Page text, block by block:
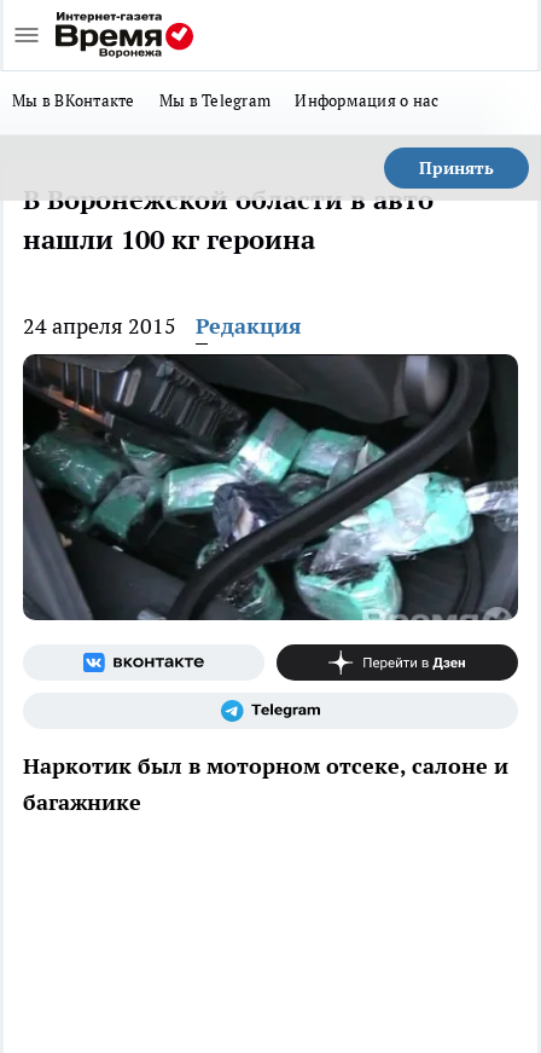
Мы в ВКонтакте Мы в Telegram Информация о нас
Принять
В Воронежской области в авто
нашли 100 кг героина
24 апреля 2015 Редакция
Наркотик был в моторном отсеке, салоне и
багажнике